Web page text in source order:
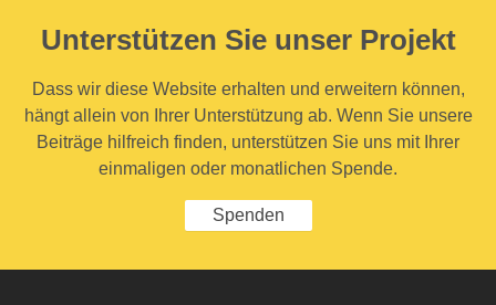
Unterstützen Sie unser Projekt
Dass wir diese Website erhalten und erweitern können,
hängt allein von Ihrer Unterstützung ab. Wenn Sie unsere
Beiträge hilfreich finden, unterstützen Sie uns mit Ihrer
einmaligen oder monatlichen Spende.
Spenden